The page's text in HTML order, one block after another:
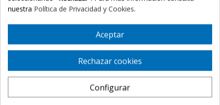
Nivel de fijación: alto / extra fuerte
larga duración
prótesis capilares
sistemas capilares
pelucas
bases lace
nuestra Política de Privacidad y Cookies.
Aceptar
Rechazar cookies
Configurar